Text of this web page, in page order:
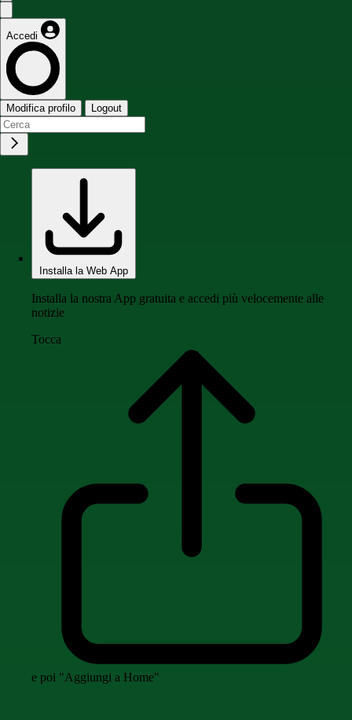
Accedi
Modifica profilo Logout
Installa la Web App
Installa la nostra App gratuita e accedi più velocemente alle
notizie
Tocca
e poi "Aggiungi a Home"